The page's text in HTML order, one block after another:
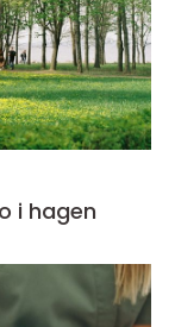
i hagen